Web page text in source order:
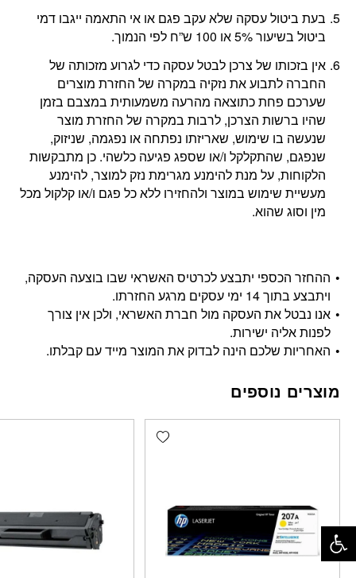
בעת ביטול עסקה שלא עקב פגם או אי התאמה ייגבו דמי
ביטול בשיעור 5% או 100 ש”ח לפי הנמוך.
אין בזכותו של צרכן לבטל עסקה כדי לגרוע מזכותה של
החברה לתבוע את נזקיה במקרה של החזרת מוצרים
שערכם פחת כתוצאה מהרעה משמעותית במצבם בזמן
שהיו ברשות הצרכן, לרבות במקרה של החזרת מוצר
שנעשה בו שימוש, שאריזתו נפתחה או נפגמה, שניזוק,
שנפגם, שהתקלקל ו/או שספג פגיעה כלשהי. כן מתבקשות
הלקוחות, על מנת להימנע מגרימת נזק למוצר, להימנע
מעשיית שימוש במוצר ולהחזירו ללא כל פגם ו/או קלקול מכל
מין וסוג שהוא.
ההחזר הכספי יתבצע לכרטיס האשראי שבו בוצעה העסקה,
ויתבצע בתוך 14 ימי עסקים מרגע החזרתו.
אנו נבטל את העסקה מול חברת האשראי, ולכן אין צורך
לפנות אליה ישירות.
האחריות שלכם הינה לבדוק את המוצר מייד עם קבלתו.
מוצרים נוספים
Add wishlist
פתח סרגל נגישות